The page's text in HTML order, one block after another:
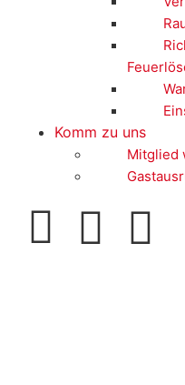
Komm zu uns
Mitglied